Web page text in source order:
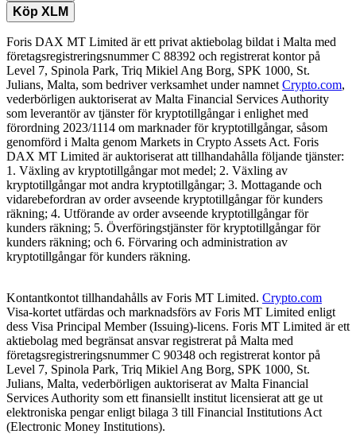
Köp XLM
Foris DAX MT Limited är ett privat aktiebolag bildat i Malta med
företagsregistreringsnummer C 88392 och registrerat kontor på
Level 7, Spinola Park, Triq Mikiel Ang Borg, SPK 1000, St.
Julians, Malta, som bedriver verksamhet under namnet Crypto.com,
vederbörligen auktoriserat av Malta Financial Services Authority
som leverantör av tjänster för kryptotillgångar i enlighet med
förordning 2023/1114 om marknader för kryptotillgångar, såsom
genomförd i Malta genom Markets in Crypto Assets Act. Foris
DAX MT Limited är auktoriserat att tillhandahålla följande tjänster:
1. Växling av kryptotillgångar mot medel; 2. Växling av
kryptotillgångar mot andra kryptotillgångar; 3. Mottagande och
vidarebefordran av order avseende kryptotillgångar för kunders
räkning; 4. Utförande av order avseende kryptotillgångar för
kunders räkning; 5. Överföringstjänster för kryptotillgångar för
kunders räkning; och 6. Förvaring och administration av
kryptotillgångar för kunders räkning.
Kontantkontot tillhandahålls av Foris MT Limited. Crypto.com
Visa-kortet utfärdas och marknadsförs av Foris MT Limited enligt
dess Visa Principal Member (Issuing)-licens. Foris MT Limited är ett
aktiebolag med begränsat ansvar registrerat på Malta med
företagsregistreringsnummer C 90348 och registrerat kontor på
Level 7, Spinola Park, Triq Mikiel Ang Borg, SPK 1000, St.
Julians, Malta, vederbörligen auktoriserat av Malta Financial
Services Authority som ett finansiellt institut licensierat att ge ut
elektroniska pengar enligt bilaga 3 till Financial Institutions Act
(Electronic Money Institutions).